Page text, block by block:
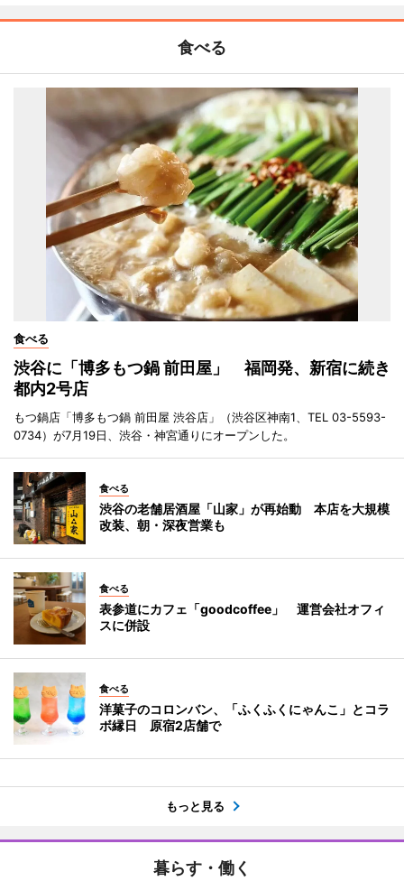
食べる
食べる
渋谷に「博多もつ鍋 前田屋」 福岡発、新宿に続き
都内2号店
もつ鍋店「博多もつ鍋 前田屋 渋谷店」（渋谷区神南1、TEL 03-5593-
0734）が7月19日、渋谷・神宮通りにオープンした。
食べる
渋谷の老舗居酒屋「山家」が再始動 本店を大規模
改装、朝・深夜営業も
食べる
表参道にカフェ「goodcoffee」 運営会社オフィ
スに併設
食べる
洋菓子のコロンバン、「ふくふくにゃんこ」とコラ
ボ縁日 原宿2店舗で
もっと見る
暮らす・働く